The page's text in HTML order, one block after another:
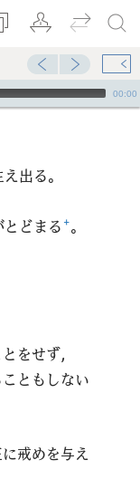
00:00
出る。
とどまる+。
をせず，
ともしない
戒めを与え